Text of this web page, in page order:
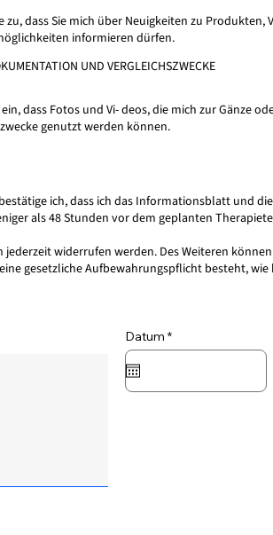
zu, dass Sie mich über Neuigkeiten zu
informieren dürfen.
UND VERGLEICHSZWECKE
dass Fotos und Vi- deos, die mich zur Gänze
genutzt werden können.
ich, dass ich das Informationsblatt und
als 48 Stunden vor dem geplanten
widerrufen werden. Des Weiteren
gesetzliche Aufbewahrungspflicht besteht,
Datum *r
e
r